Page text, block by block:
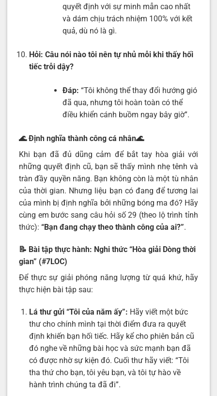
quyết định với sự minh mẫn cao nhất
và dám chịu trách nhiệm 100% với kết
quả, dù nó là gì.
Hỏi: Câu nói nào tôi nên tự nhủ mỗi khi thấy hối
tiếc trỗi dậy?
Đáp: “Tôi không thể thay đổi hướng gió
đã qua, nhưng tôi hoàn toàn có thể
điều khiển cánh buồm ngay bây giờ”.
🌊 Định nghĩa thành công cá nhân🌊
Khi bạn đã đủ dũng cảm để bắt tay hòa giải với
những quyết định cũ, bạn sẽ thấy mình nhẹ tênh và
tràn đầy quyền năng. Bạn không còn là một tù nhân
của thời gian. Nhưng liệu bạn có đang để tương lai
của mình bị định nghĩa bởi những bóng ma đó? Hãy
cùng em bước sang câu hỏi số 29 (theo lộ trình tỉnh
thức): “Bạn đang chạy theo thành công của ai?”.
📝 Bài tập thực hành: Nghi thức “Hòa giải Dòng thời
gian” (#7LOC)
Để thực sự giải phóng năng lượng từ quá khứ, hãy
thực hiện bài tập sau:
Lá thư gửi “Tôi của năm ấy”: Hãy viết một bức
thư cho chính mình tại thời điểm đưa ra quyết
định khiến bạn hối tiếc. Hãy kể cho phiên bản cũ
đó nghe về những bài học và sức mạnh bạn đã
có được nhờ sự kiện đó. Cuối thư hãy viết: “Tôi
tha thứ cho bạn, tôi yêu bạn, và tôi tự hào về
hành trình chúng ta đã đi”.